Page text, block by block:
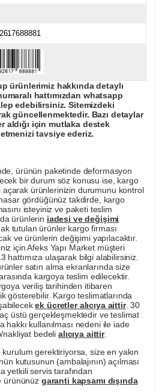
ürünlerimiz hakkında detaylı
hattımızdan whatsapp
edebilirsiniz. Sitemizdeki
güncellenmektedir. Bazı detaylar
aldığı için mutlaka destek
tavsiye ederiz.
ürünün paketinde deformasyon
bir durum söz konusu ise, kargo
açarak ürünlerinizin durumunu kontrol
gördüğünüz takdirde, kargo
isteyiniz ve paketi teslim
ürünlerin iadesi ve değişimi
tutulan ürünler kargo firması
ve ürünlerin değişimi yapılacaktır.
için Afeks Yapı Market müşteri
hattımıza ulaşarak bilgi alabilirsiniz.
satın alma ekranlarında size
kargoya teslim edilecektir.
veriliş tarihinden itibaren
gösterebilir. Kargo teslimatlarında
ek ücretler alıcıya aittir. 30
üstü gerçekleşmektedir ve teslimat
hakkı kullanılması nedeni ile iade
nakliyat bedeli alıcıya aittir.
kurulum gerektiriyorsa, size en yakın
kutusunun (ambalajının) açılması
yetkili servis tarafından
ürününüz garanti kapsamı dışında